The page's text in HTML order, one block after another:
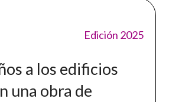
Edición 2025
a los edificios
una obra de